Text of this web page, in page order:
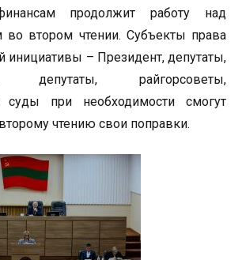
продолжит работу над
во втором чтении. Субъекты права
инициативы – Президент, депутаты,
депутаты, райгорсоветы,
суды при необходимости смогут
чтению свои поправки.